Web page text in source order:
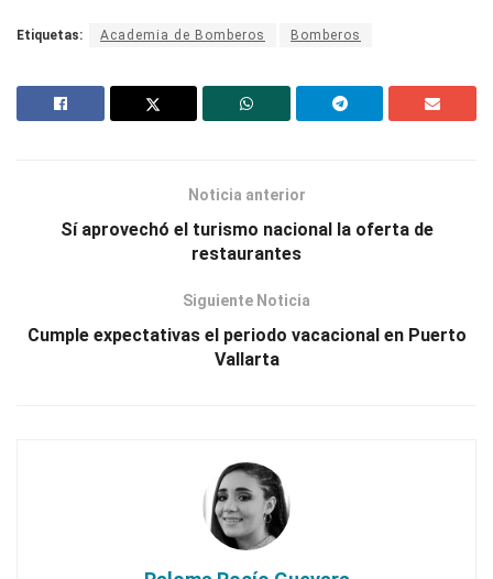
Etiquetas: Academia de Bomberos Bomberos
Noticia anterior
Sí aprovechó el turismo nacional la oferta de
restaurantes
Siguiente Noticia
Cumple expectativas el periodo vacacional en Puerto
Vallarta